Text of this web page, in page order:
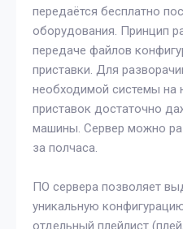
передаётся бесплатно
оборудования. Принцип
передаче файлов
приставки. Для
необходимой системы на
приставок достаточно
машины. Сервер можно
за полчаса.
ПО сервера позволяет
уникальную
отдельный плейлист